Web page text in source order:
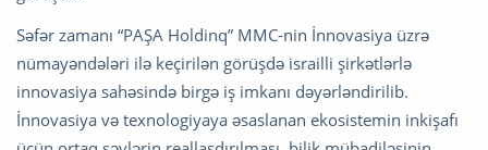
Səfər zamanı “PAŞA Holdinq” MMC-nin İnnovasiya üzrə
nümayəndələri ilə keçirilən görüşdə israilli şirkətlərlə
innovasiya sahəsində birgə iş imkanı dəyərləndirilib.
İnnovasiya və texnologiyaya əsaslanan ekosistemin inkişafı